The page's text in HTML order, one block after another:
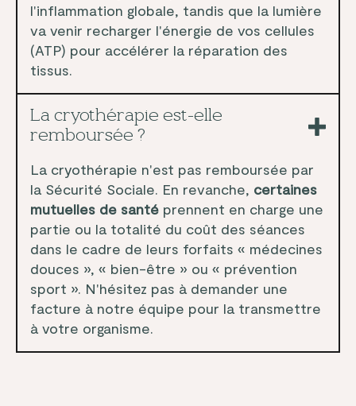
l'inflammation globale, tandis que la lumière
va venir recharger l'énergie de vos cellules
(ATP) pour accélérer la réparation des
tissus.
La cryothérapie est-elle
remboursée ?
La cryothérapie n'est pas remboursée par
la Sécurité Sociale. En revanche, certaines
mutuelles de santé prennent en charge une
partie ou la totalité du coût des séances
dans le cadre de leurs forfaits « médecines
douces », « bien-être » ou « prévention
sport ». N'hésitez pas à demander une
facture à notre équipe pour la transmettre
à votre organisme.